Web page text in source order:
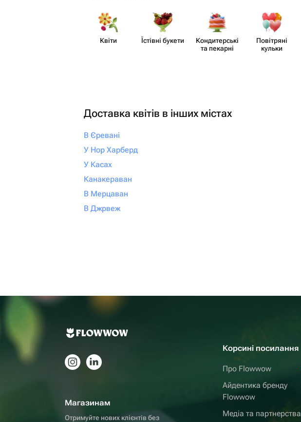
рекомендую! Если вы хотите подарить
своим близким не просто подарок, а
настоящие эмоции и быть уверенными,
что всё будет выполнено с любовью и
Квіти Їстівні букети
Кондит​ерські
та пекарні
Повітряні
кульки
Доставка квітів в інших містах
В Єревані
У Нор Харберд
У Касах
Канакераван
В Мерцаван
В Джрвеж
Магазинам
Отримуйте нових клієнтів без
Корсині посилання
Про Flowwow
Айдентика бренду
Flowwow
Медіа та партнерства